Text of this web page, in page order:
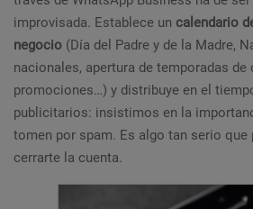
improvisada. Establece un calendario
negocio (Día del Padre y de la Madre,
nacionales, apertura de temporadas de
promociones…) y distribuye en el
publicitarios: insistimos en la
tomen por spam. Es algo tan serio que
cerrarte la cuenta.